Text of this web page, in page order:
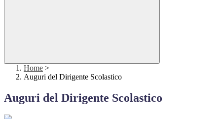
Home >
Auguri del Dirigente Scolastico
Auguri del Dirigente Scolastico